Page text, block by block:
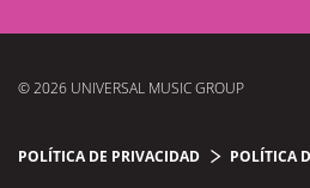
© 2026 UNIVERSAL MUSIC GROUP
POLÍTICA DE PRIVACIDAD POLÍTICA